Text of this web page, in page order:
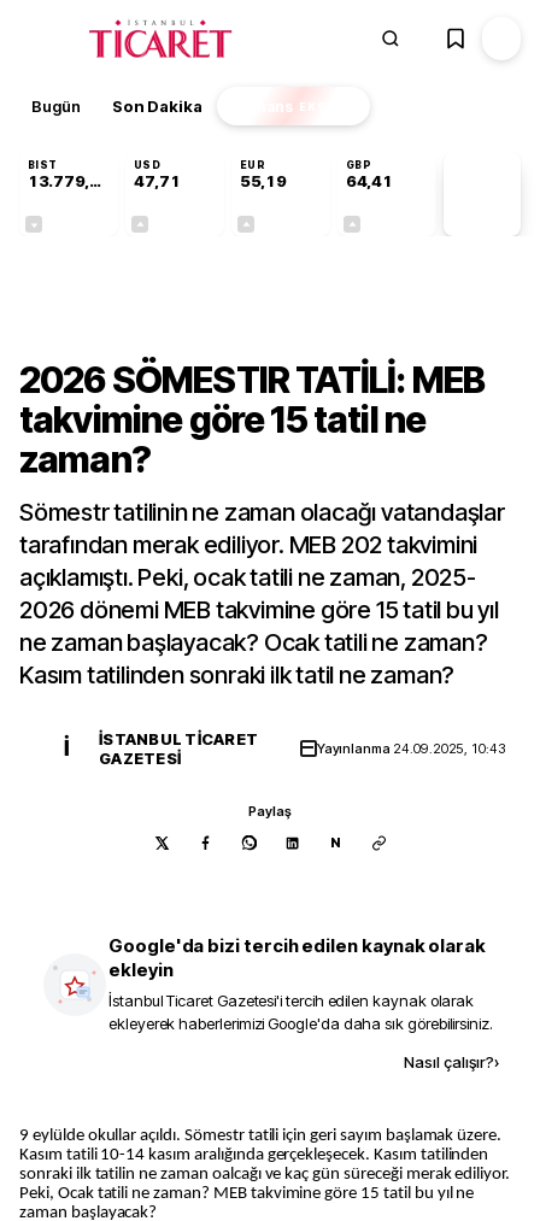
Bugün Son Dakika Finans EKSTRA
BIST
13.779,39
USD
47,71
EUR
55,19
GBP
64,41
2026 SÖMESTIR TATİLİ: MEB
takvimine göre 15 tatil ne
zaman?
Sömestr tatilinin ne zaman olacağı vatandaşlar
tarafından merak ediliyor. MEB 202 takvimini
açıklamıştı. Peki, ocak tatili ne zaman, 2025-
2026 dönemi MEB takvimine göre 15 tatil bu yıl
ne zaman başlayacak? Ocak tatili ne zaman?
Kasım tatilinden sonraki ilk tatil ne zaman?
İ
İSTANBUL TICARET
GAZETESI
Yayınlanma 24.09.2025, 10:43
Paylaş
N
Google'da bizi tercih edilen kaynak olarak
ekleyin
İstanbul Ticaret Gazetesi'i tercih edilen kaynak olarak
ekleyerek haberlerimizi Google'da daha sık görebilirsiniz.
Nasıl çalışır?›
9 eylülde okullar açıldı. Sömestr tatili için geri sayım başlamak üzere.
Kasım tatili 10-14 kasım aralığında gerçekleşecek. Kasım tatilinden
sonraki ilk tatilin ne zaman oalcağı ve kaç gün süreceği merak ediliyor.
Peki, Ocak tatili ne zaman? MEB takvimine göre 15 tatil bu yıl ne
zaman başlayacak?